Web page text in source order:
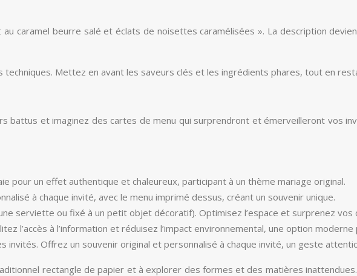
caramel beurre salé et éclats de noisettes caramélisées ». La description
Mettez en avant les saveurs clés et les ingrédients phares, tout en
et imaginez des cartes de menu qui surprendront et émerveilleront vos
pour un effet authentique et chaleureux, participant à un thème mariage original.
à chaque invité, avec le menu imprimé dessus, créant un souvenir unique.
serviette ou fixé à un petit objet décoratif). Optimisez l’espace et surprenez vos
l’accès à l’information et réduisez l’impact environnemental, une option
Offrez un souvenir original et personnalisé à chaque invité, un geste
rectangle de papier et à explorer des formes et des matières